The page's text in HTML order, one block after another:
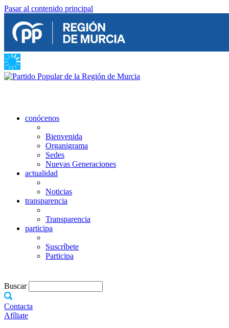
Pasar al contenido principal
conócenos
Bienvenida
Organigrama
Sedes
Nuevas Generaciones
actualidad
Noticias
transparencia
Transparencia
participa
Suscríbete
Participa
Buscar
Contacta
Afíliate